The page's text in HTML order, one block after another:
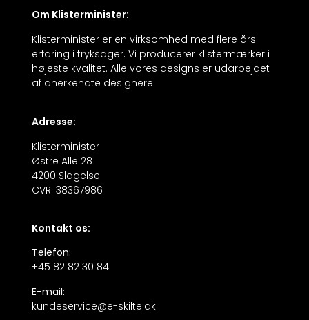
Om Klisterminister:
Klisterminister er en virksomhed med flere års
erfaring i tryksager. Vi producerer klistermærker i
højeste kvalitet. Alle vores designs er udarbejdet
af anerkendte designere.
Adresse:
Klisterminister
Østre Alle 28
4200 Slagelse
CVR: 38367986
Kontakt os:
Telefon:
+45 82 82 30 84
E-mail:
kundeservice@e-skilte.dk